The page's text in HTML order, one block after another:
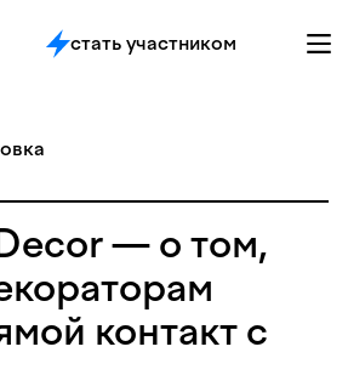
стать участником
— о том,
контакт с